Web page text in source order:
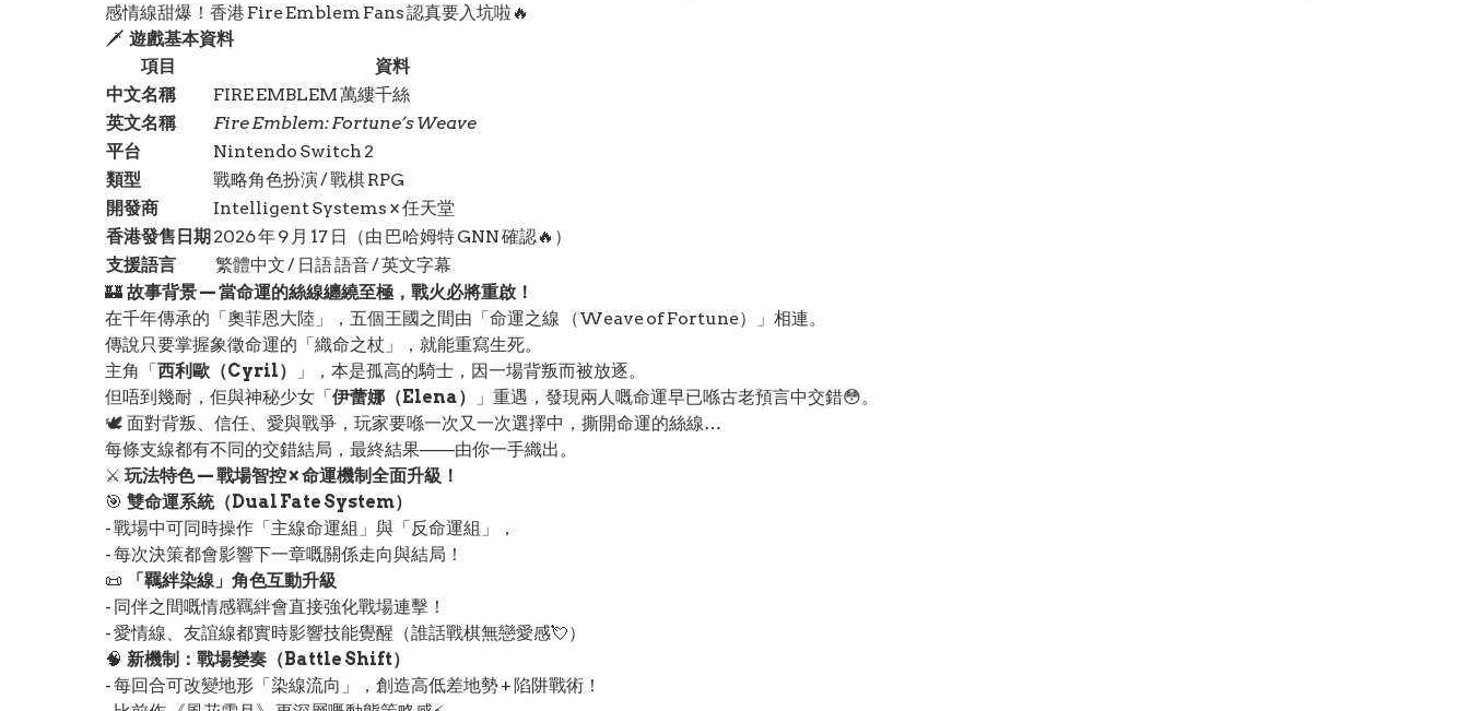
感情線甜爆！香港 Fire Emblem Fans 認真要入坑啦🔥
🗡️ 遊戲基本資料
項目
資料
中文名稱
FIRE EMBLEM 萬縷千絲
英文名稱
Fire Emblem: Fortune’s Weave
平台
Nintendo Switch 2
類型
戰略角色扮演 / 戰棋 RPG
開發商
Intelligent Systems × 任天堂
香港發售日期2026 年 9 月 17 日（由 巴哈姆特 GNN 確認🔥）
支援語言
繁體中文 / 日語 語音 / 英文字幕
🏰 故事背景 — 當命運的絲線纏繞至極，戰火必將重啟！
在千年傳承的「奧菲恩大陸」，五個王國之間由「命運之線 （Weave of Fortune）」相連。
傳說只要掌握象徵命運的「織命之杖」，就能重寫生死。
主角「西利歐（Cyril）
」，本是孤高的騎士，因一場背叛而被放逐。
但唔到幾耐，佢與神秘少女「伊蕾娜（Elena）
」重遇，發現兩人嘅命運早已喺古老預言中交錯😳。
🕊️ 面對背叛、信任、愛與戰爭，玩家要喺一次又一次選擇中，撕開命運的絲線…
每條支線都有不同的交錯結局，最終結果——由你一手織出。
⚔️ 玩法特色 — 戰場智控 × 命運機制全面升級！
🎯 雙命運系統（Dual Fate System）
- 戰場中可同時操作「主線命運組」與「反命運組」，
- 每次決策都會影響下一章嘅關係走向與結局！
📜
「羈絆染線」角色互動升級
- 同伴之間嘅情感羈絆會直接強化戰場連擊！
- 愛情線、友誼線都實時影響技能覺醒（誰話戰棋無戀愛感💘）
🧠 新機制：戰場變奏（Battle Shift）
- 每回合可改變地形「染線流向」，創造高低差地勢 + 陷阱戰術！